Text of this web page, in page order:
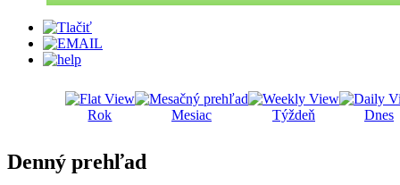
Rok Mesiac Týždeň Dnes
Denný prehľad